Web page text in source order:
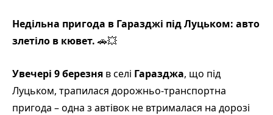
Недільна пригода в Гаразджі під Луцьком: авто
злетіло в кювет. 🚗💥
Увечері 9 березня в селі Гаразджа, що під
Луцьком, трапилася дорожньо-транспортна
пригода – одна з автівок не втрималася на дорозі